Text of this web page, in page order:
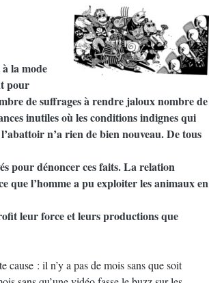
la mode
pour
de suffrages à rendre jaloux nombre de
inutiles où les conditions indignes qui
n’a rien de bien nouveau. De tous
pour dénoncer ces faits. La relation
que l’homme a pu exploiter les animaux en
leur force et leurs productions que
cause : il n’y a pas de mois sans que soit